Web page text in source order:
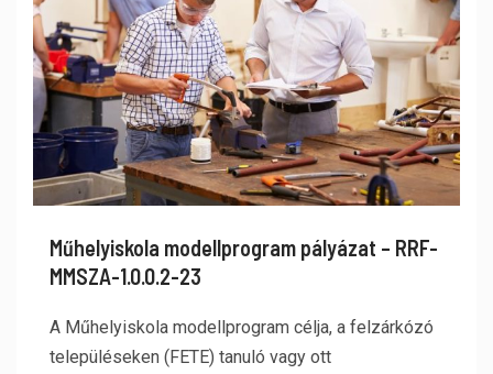
Műhelyiskola modellprogram pályázat – RRF-
MMSZA-1.0.0.2-23
A Műhelyiskola modellprogram célja, a felzárkózó
településeken (FETE) tanuló vagy ott